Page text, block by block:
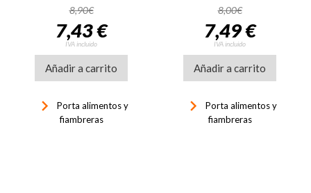
8,90€
7,43 €
IVA incluido
Añadir a carrito
keyboard_arrow_right
Porta alimentos y
fiambreras
8,00€
7,49 €
IVA incluido
Añadir a carrito
keyboard_arrow_right
Porta alimentos y
fiambreras